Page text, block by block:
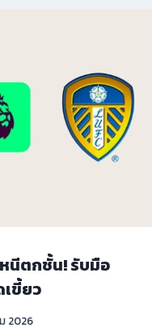
นีตกชั้น! รับมือ
ขี้ยว
2026